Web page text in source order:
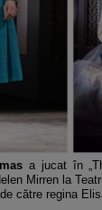
a jucat în
Mirren la
către regina